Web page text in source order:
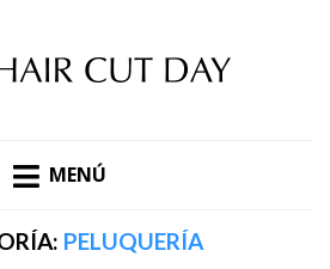
TENDENCIAS |
CUT DAY
BLOG DE HAIR CUT DAY.
MENÚ
PELUQUERÍA